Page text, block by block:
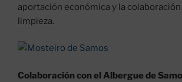
aportación económica y la colaboración
limpieza.
Colaboración con el Albergue de